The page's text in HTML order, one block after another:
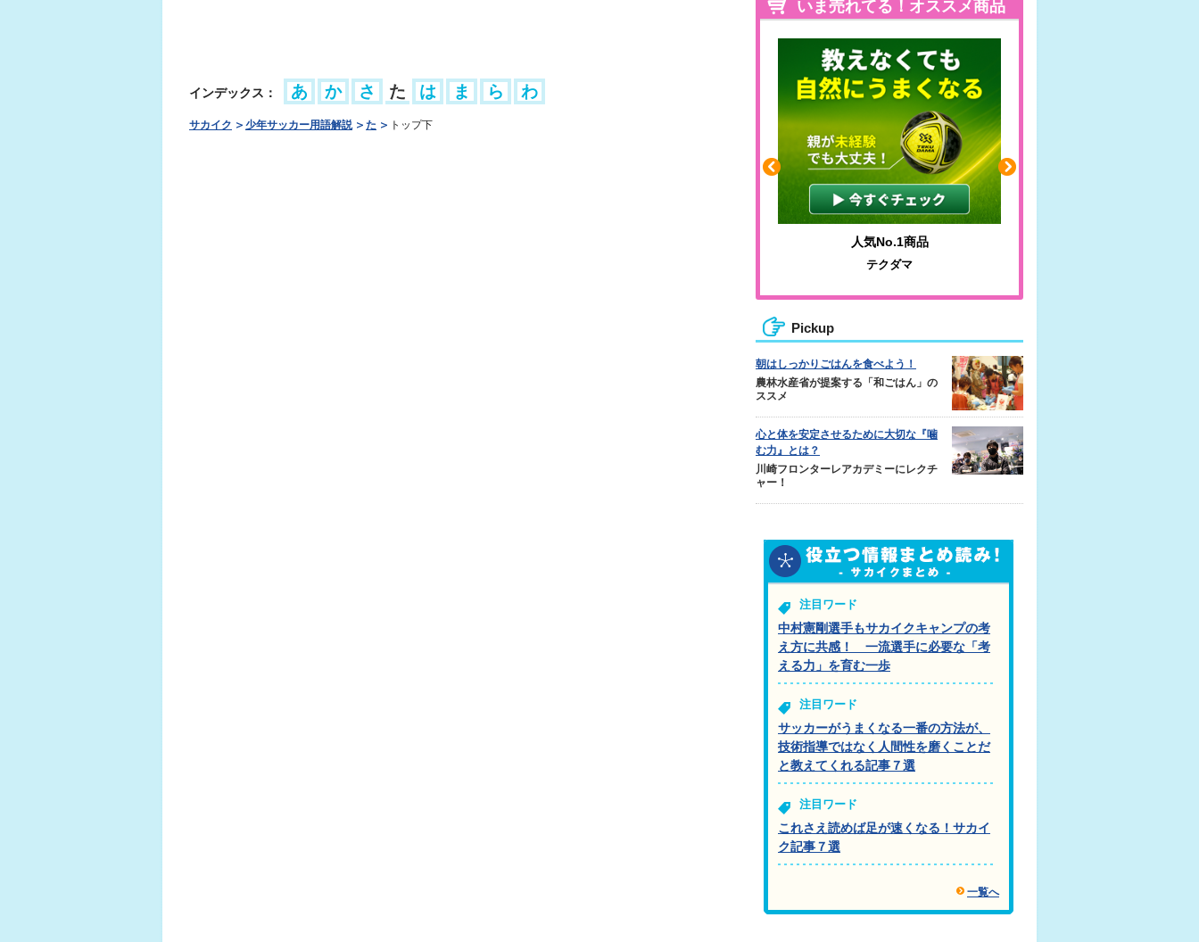
インデックス： あ か さ た は ま ら わ
サカイク 少年サッカー用語解説 た トップ下
いま売れてる！オススメ商品
人気No.1商品
テクダマ
Pickup
朝はしっかりごはんを食べよう！
農林水産省が提案する「和ごはん」の
ススメ
心と体を安定させるために大切な『噛
む力』とは？
川崎フロンターレアカデミーにレクチ
ャー！
注目ワード
中村憲剛選手もサカイクキャンプの考
え方に共感！ 一流選手に必要な「考
える力」を育む一歩
注目ワード
サッカーがうまくなる一番の方法が、
技術指導ではなく人間性を磨くことだ
と教えてくれる記事７選
注目ワード
これさえ読めば足が速くなる！サカイ
ク記事７選
一覧へ